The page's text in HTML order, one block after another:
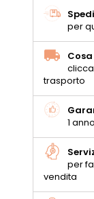
per
trasporto
1 anno
per
vendita